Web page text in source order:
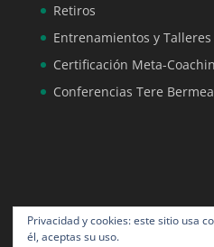
Retiros
Entrenamientos y Talleres
Certificación Meta-
Conferencias Tere
Privacidad y cookies: este sitio usa
él, aceptas su uso.